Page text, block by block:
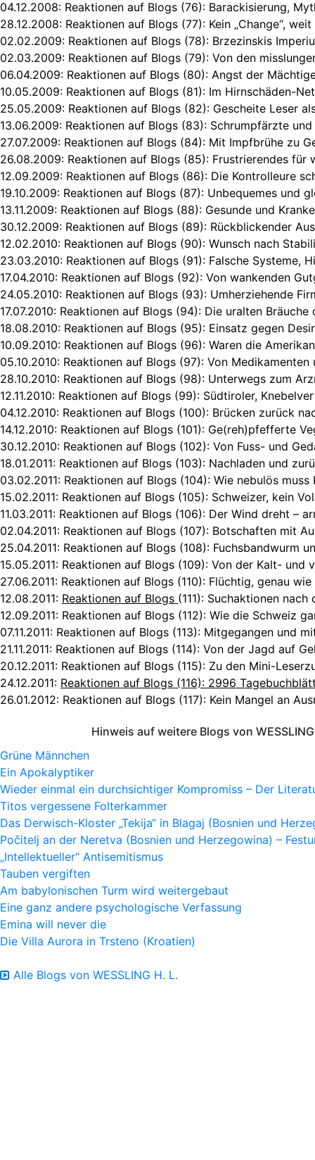
04.12.2008: Reaktionen auf Blogs (76): Barackisierung,
28.12.2008: Reaktionen auf Blogs (77): Kein „Change“,
02.02.2009: Reaktionen auf Blogs (78): Brzezinskis
02.03.2009: Reaktionen auf Blogs (79): Von den
06.04.2009: Reaktionen auf Blogs (80): Angst der
10.05.2009: Reaktionen auf Blogs (81): Im Hirnschäden-
25.05.2009: Reaktionen auf Blogs (82): Gescheite Leser
13.06.2009: Reaktionen auf Blogs (83): Schrumpfärzte und
27.07.2009: Reaktionen auf Blogs (84): Mit Impfbrühe zu
26.08.2009: Reaktionen auf Blogs (85): Frustrierendes für
12.09.2009: Reaktionen auf Blogs (86): Die Kontrolleure
19.10.2009: Reaktionen auf Blogs (87): Unbequemes und
13.11.2009: Reaktionen auf Blogs (88): Gesunde und
30.12.2009: Reaktionen auf Blogs (89): Rückblickender
12.02.2010: Reaktionen auf Blogs (90): Wunsch nach
23.03.2010: Reaktionen auf Blogs (91): Falsche Systeme,
17.04.2010: Reaktionen auf Blogs (92): Von wankenden
24.05.2010: Reaktionen auf Blogs (93): Umherziehende
17.07.2010: Reaktionen auf Blogs (94): Die uralten Bräuche
18.08.2010: Reaktionen auf Blogs (95): Einsatz gegen
10.09.2010: Reaktionen auf Blogs (96): Waren die
05.10.2010: Reaktionen auf Blogs (97): Von Medikamenten
28.10.2010: Reaktionen auf Blogs (98): Unterwegs zum
12.11.2010: Reaktionen auf Blogs (99): Südtiroler,
04.12.2010: Reaktionen auf Blogs (100): Brücken zurück
14.12.2010: Reaktionen auf Blogs (101): Ge(reh)pfefferte
30.12.2010: Reaktionen auf Blogs (102): Von Fuss- und
18.01.2011: Reaktionen auf Blogs (103): Nachladen und
03.02.2011: Reaktionen auf Blogs (104): Wie nebulös muss
15.02.2011: Reaktionen auf Blogs (105): Schweizer, kein
11.03.2011: Reaktionen auf Blogs (106): Der Wind dreht –
02.04.2011: Reaktionen auf Blogs (107): Botschaften mit
25.04.2011: Reaktionen auf Blogs (108): Fuchsbandwurm
15.05.2011: Reaktionen auf Blogs (109): Von der Kalt- und
27.06.2011: Reaktionen auf Blogs (110): Flüchtig, genau
12.08.2011: Reaktionen auf Blogs (111): Suchaktionen nach
12.09.2011: Reaktionen auf Blogs (112): Wie die Schweiz
07.11.2011: Reaktionen auf Blogs (113): Mitgegangen und
21.11.2011: Reaktionen auf Blogs (114): Von der Jagd auf
20.12.2011: Reaktionen auf Blogs (115): Zu den Mini-
24.12.2011: Reaktionen auf Blogs (116): 2996
26.01.2012: Reaktionen auf Blogs (117): Kein Mangel an
Hinweis auf weitere Blogs von
Grüne Männchen
Ein Apokalyptiker
Wieder einmal ein durchsichtiger Kompromiss – Der
Titos vergessene Folterkammer
Das Derwisch-Kloster „Tekija“ in Blagaj (Bosnien und
Počitelj an der Neretva (Bosnien und Herzegowina) –
„Intellektueller“ Antisemitismus
Tauben vergiften
Am babylonischen Turm wird weitergebaut
Eine ganz andere psychologische Verfassung
Emina will never die
Die Villa Aurora in Trsteno (Kroatien)
Alle Blogs von WESSLING H. L.